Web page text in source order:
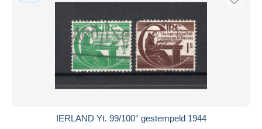
IERLAND Yt. 99/100° gestempeld 1944